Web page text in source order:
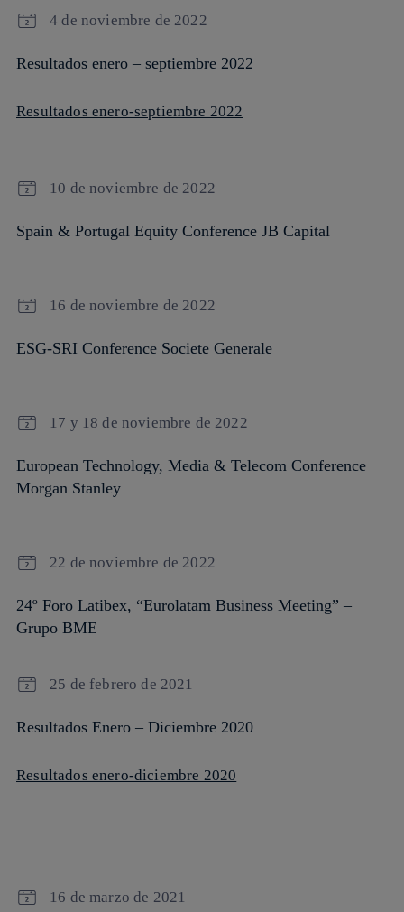
4 de noviembre de 2022
Resultados enero – septiembre 2022
Resultados enero-septiembre 2022
10 de noviembre de 2022
Spain & Portugal Equity Conference JB Capital
16 de noviembre de 2022
ESG-SRI Conference Societe Generale
17 y 18 de noviembre de 2022
European Technology, Media & Telecom Conference
Morgan Stanley
22 de noviembre de 2022
24º Foro Latibex, “Eurolatam Business Meeting” –
Grupo BME
25 de febrero de 2021
Resultados Enero – Diciembre 2020
Resultados enero-diciembre 2020
16 de marzo de 2021